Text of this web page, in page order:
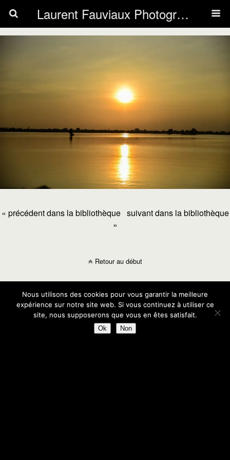
Laurent Fauviaux Photography
« précédent dans la bibliothèque suivant dans la bibliothèque
»
Retour au début
Nous utilisons des cookies pour vous garantir la meilleure
expérience sur notre site web. Si vous continuez à utiliser ce
site, nous supposerons que vous en êtes satisfait.
Ok Non